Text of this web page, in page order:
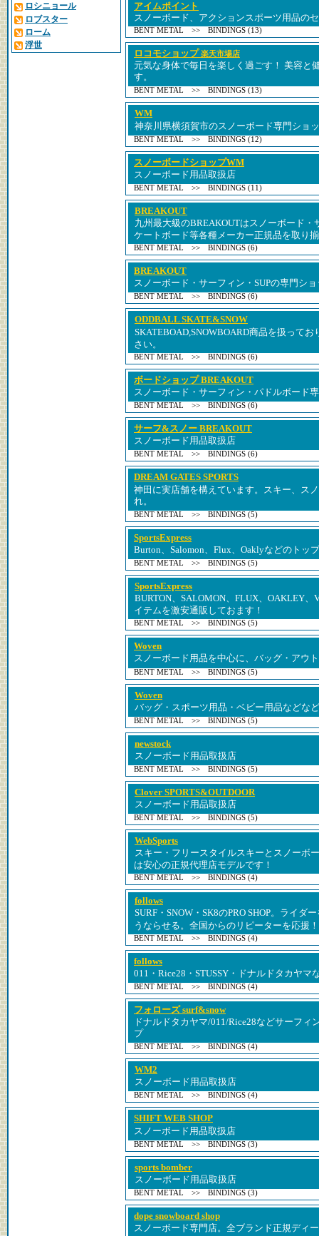
ロシニョール
ロブスター
ローム
浮世
アイムポイント
スノーボード、アクションスポーツ用品の
BENT METAL >> BINDINGS (13)
ロコモショップ楽天市場店
元気な身体で毎日を楽しく過ごす！ 美容と
す。
BENT METAL >> BINDINGS (13)
WM
神奈川県横須賀市のスノーボード専門ショ
BENT METAL >> BINDINGS (12)
スノーボードショップWM
スノーボード用品取扱店
BENT METAL >> BINDINGS (11)
BREAKOUT
九州最大級のBREAKOUTはスノーボード
ケートボード等各種メーカー正規品を取り
BENT METAL >> BINDINGS (6)
BREAKOUT
スノーボード・サーフィン・SUPの専門ショ
BENT METAL >> BINDINGS (6)
ODDBALL SKATE&SNOW
SKATEBOAD,SNOWBOARD商品を扱って
さい。
BENT METAL >> BINDINGS (6)
ボードショップ BREAKOUT
スノーボード・サーフィン・パドルボード
BENT METAL >> BINDINGS (6)
サーフ&スノー BREAKOUT
スノーボード用品取扱店
BENT METAL >> BINDINGS (6)
DREAM GATES SPORTS
神田に実店舗を構えています。スキー、ス
れ。
BENT METAL >> BINDINGS (5)
SportsExpress
Burton、Salomon、Flux、Oaklyなどのトッ
BENT METAL >> BINDINGS (5)
SportsExpress
BURTON、SALOMON、FLUX、OAKLEY
イテムを激安通販しておます！
BENT METAL >> BINDINGS (5)
Woven
スノーボード用品を中心に、バッグ・アウ
BENT METAL >> BINDINGS (5)
Woven
バッグ・スポーツ用品・ベビー用品などな
BENT METAL >> BINDINGS (5)
newstock
スノーボード用品取扱店
BENT METAL >> BINDINGS (5)
Clover SPORTS&OUTDOOR
スノーボード用品取扱店
BENT METAL >> BINDINGS (5)
WebSports
スキー・フリースタイルスキーとスノーボ
は安心の正規代理店モデルです！
BENT METAL >> BINDINGS (4)
follows
SURF・SNOW・SK8のPRO SHOP。ライダ
うならせる。全国からのリピーターを応援
BENT METAL >> BINDINGS (4)
follows
011・Rice28・STUSSY・ドナルドタカヤマ
BENT METAL >> BINDINGS (4)
フォローズ surf&snow
ドナルドタカヤマ/011/Rice28などサーフィ
プ
BENT METAL >> BINDINGS (4)
WM2
スノーボード用品取扱店
BENT METAL >> BINDINGS (4)
SHIFT WEB SHOP
スノーボード用品取扱店
BENT METAL >> BINDINGS (3)
sports bomber
スノーボード用品取扱店
BENT METAL >> BINDINGS (3)
dope snowboard shop
スノーボード専門店。全ブランド正規ディ